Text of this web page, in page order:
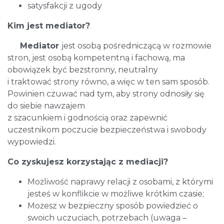
satysfakcji z ugody
Kim jest mediator?
Mediator jest osobą pośredniczącą w rozmowie
stron, jest osobą kompetentną i fachową, ma
obowiązek być bezstronny, neutralny
i traktować strony równo, a więc w ten sam sposób.
Powinien czuwać nad tym, aby strony odnosiły się
do siebie nawzajem
z szacunkiem i godnością oraz zapewnić
uczestnikom poczucie bezpieczeństwa i swobody
wypowiedzi.
Co zyskujesz korzystając z mediacji?
Możliwość naprawy relacji z osobami, z którymi
jesteś w konflikcie w możliwe krótkim czasie;
Możesz w bezpieczny sposób powiedzieć o
swoich uczuciach, potrzebach (uwaga –